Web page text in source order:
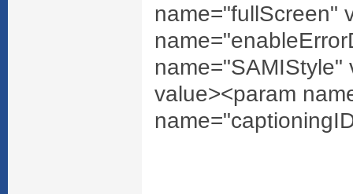
name="fullScreen"
name="SAMIStyle"
value><param